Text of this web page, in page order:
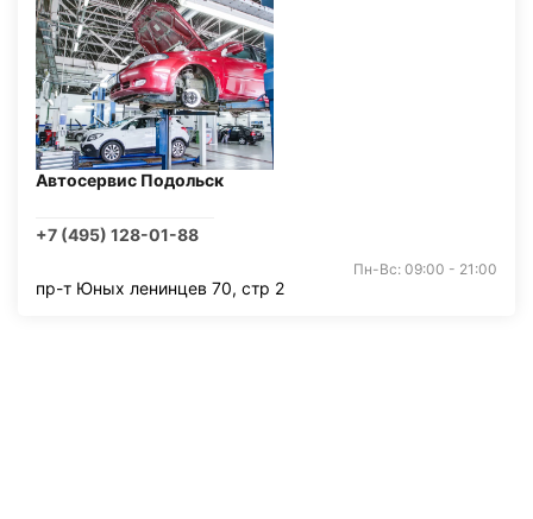
Автосервис Подольск
+7 (495) 128-01-88
Пн-Вс: 09:00 - 21:00
пр-т Юных ленинцев 70, стр 2